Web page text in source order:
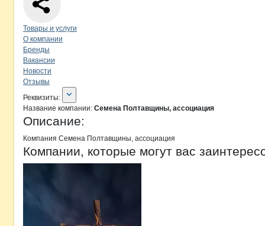
Навигация по странице
Товары и услуги
О компании
Бренды
Вакансии
Новости
Отзывы
О компании
Реквизиты
Реквизиты:
Название компании: Семена Полтавщины, ассоциация
Описание:
Компания Семена Полтавщины, ассоциация
Компании, которые могут вас